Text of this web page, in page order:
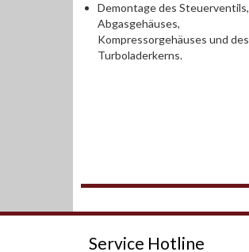
Demontage des Steuerventils,
Abgasgehäuses,
Kompressorgehäuses und des
Turboladerkerns.
Service Hotline